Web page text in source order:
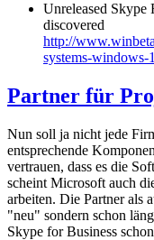
Unreleased Skype
discovered
http://
systems-windows-
Partner für
Nun soll ja nicht jede
entsprechende
vertrauen, dass es die
scheint Microsoft auch
arbeiten. Die Partner als
"neu" sondern schon
Skype for Business